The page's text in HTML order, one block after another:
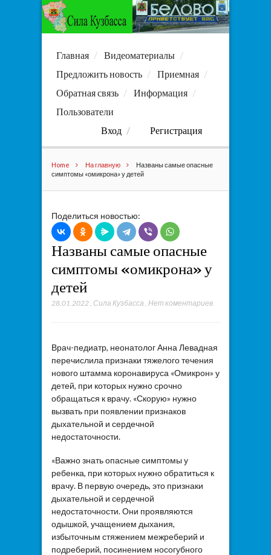
Главная
Видеоматериалы
Предложить новость
Приемная
Обратная связь
Информация
Пользователи
Вход
Регистрация
Home На главную
Названы самые опасные
симптомы «омикрона» у детей
Поделиться новостью:
Названы самые опасные
симптомы «омикрона» у
детей
28.01.2022, Сила Кузбасса Нет коментариев
Врач-педиатр, неонатолог Анна Левадная
перечислила признаки тяжелого течения
нового штамма коронавируса «Омикрон» у
детей, при которых нужно срочно
обращаться к врачу. «Скорую» нужно
вызвать при появлении признаков
дыхательной и сердечной
недостаточности.
«Важно знать опасные симптомы у
ребенка, при которых нужно обратиться к
врачу. В первую очередь, это признаки
дыхательной и сердечной
недостаточности. Они проявляются
одышкой, учащением дыхания,
избыточным стяжением межреберий и
подреберий, посинением носогубного